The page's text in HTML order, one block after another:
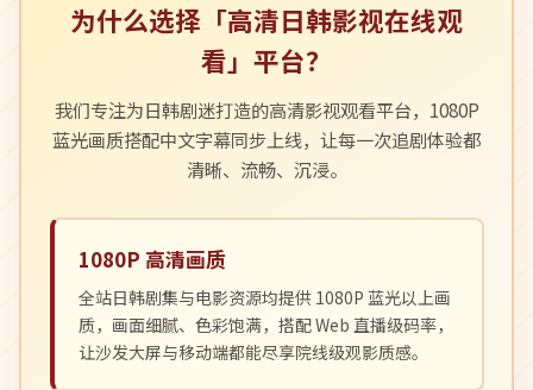
为什么选择「高清日韩影视在线观
看」平台？
我们专注为日韩剧迷打造的高清影视观看平台，1080P
蓝光画质搭配中文字幕同步上线，让每一次追剧体验都
清晰、流畅、沉浸。
1080P 高清画质
全站日韩剧集与电影资源均提供 1080P 蓝光以上画
质，画面细腻、色彩饱满，搭配 Web 直播级码率，
让沙发大屏与移动端都能尽享院线级观影质感。